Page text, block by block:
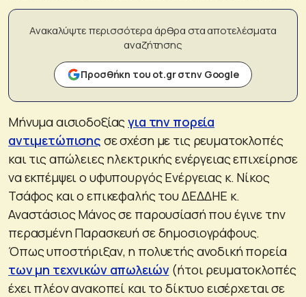
Ανακαλύψτε περισσότερα άρθρα στα αποτελέσματα
αναζήτησης
Προσθήκη του ot.gr στην Google
Μήνυμα αισιοδοξίαςγια την πορεία
αντιμετώπισης σε σχέση με τις ρευματοκλοπές
και τις απώλειες ηλεκτρικής ενέργειας επιχείρησε
να εκπέμψει ο υφυπουργός Ενέργειας κ. Νίκος
Τσάφος και ο επικεφαλής του ΔΕΔΔΗΕ κ.
Αναστάσιος Μάνος σε παρουσίασή που έγινε την
περασμένη Παρασκευή σε δημοσιογράφους.
Όπως υποστήριξαν, η πολυετής ανοδική πορεία
των μη τεχνικών απωλειών(ήτοι ρευματοκλοπές
έχει πλέον ανακοπεί και το δίκτυο εισέρχεται σε